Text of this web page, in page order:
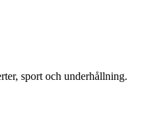
sport och underhållning.